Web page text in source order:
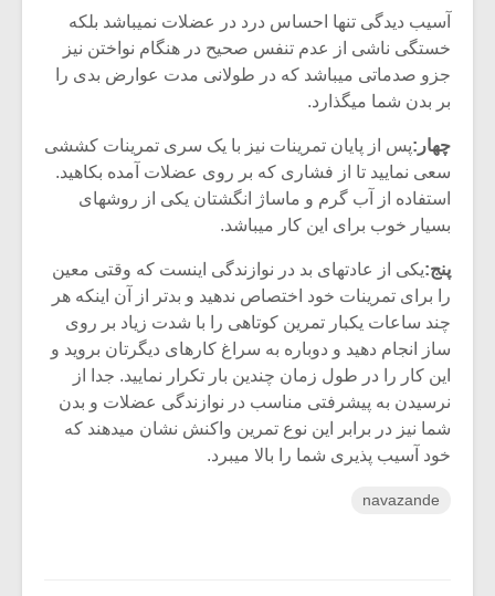
آسیب دیدگی تنها احساس درد در عضلات نمیباشد بلکه
خستگی ناشی از عدم تنفس صحیح در هنگام نواختن نیز
جزو صدماتی میباشد که در طولانی مدت عوارض بدی را
بر بدن شما میگذارد.
چهار:پس از پایان تمرینات نیز با یک سری تمرینات کششی
سعی نمایید تا از فشاری که بر روی عضلات آمده بکاهید.
استفاده از آب گرم و ماساژ انگشتان یکی از روشهای
بسیار خوب برای این کار میباشد.
پنج:یکی از عادتهای بد در نوازندگی اینست که وقتی معین
را برای تمرینات خود اختصاص ندهید و بدتر از آن اینکه هر
چند ساعات یکبار تمرین کوتاهی را با شدت زیاد بر روی
ساز انجام دهید و دوباره به سراغ کارهای دیگرتان بروید و
این کار را در طول زمان چندین بار تکرار نمایید. جدا از
نرسیدن به پیشرفتی مناسب در نوازندگی عضلات و بدن
شما نیز در برابر این نوع تمرین واکنش نشان میدهند که
خود آسیب پذیری شما را بالا میبرد.
navazande